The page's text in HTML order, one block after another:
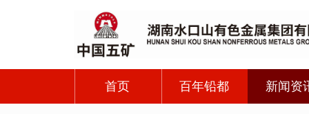
首页 百年铅都 新闻资